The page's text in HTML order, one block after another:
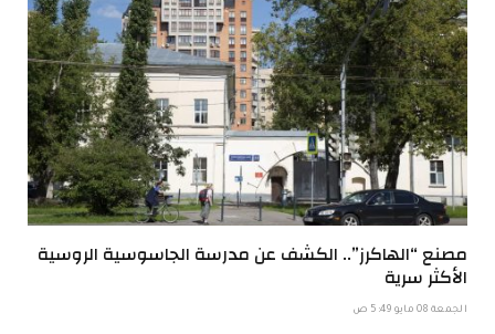
مصنع “الهاكرز”.. الكشف عن مدرسة الجاسوسية الروسية
الأكثر سرية
الجمعة 08 مايو 5:49 ص